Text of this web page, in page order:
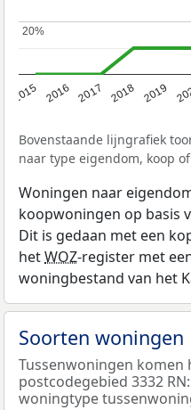
2015 2016 2017 2018 2019
20%
20%
Bovenstaande lijngrafiek
naar type eigendom, koop
Woningen naar
koopwoningen op basis
Dit is gedaan met een
hetWOZ-register met
woningbestand van het
Soorten woningen
Tussenwoningen komen
postcodegebied 3332
woningtype